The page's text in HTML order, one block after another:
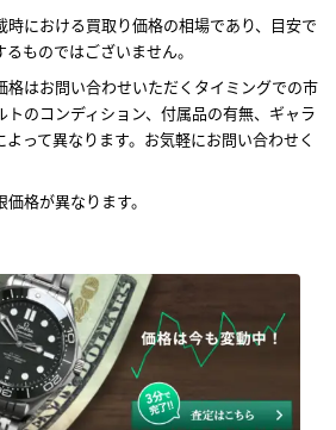
時における買取り価格の相場であり、目安で
ものではございません。
格はお問い合わせいただくタイミングでの市
のコンディション、付属品の有無、ギャラ
って異なります。お気軽にお問い合わせく
格が異なります。